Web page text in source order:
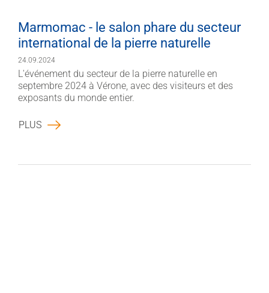
Marmomac - le salon phare du secteur
international de la pierre naturelle
24.09.2024
L'événement du secteur de la pierre naturelle en
septembre 2024 à Vérone, avec des visiteurs et des
exposants du monde entier.
PLUS